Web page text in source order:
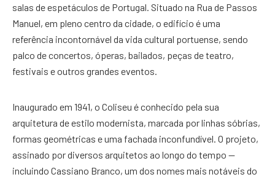
salas de espetáculos de Portugal. Situado na Rua de Passos
Manuel, em pleno centro da cidade, o edifício é uma
referência incontornável da vida cultural portuense, sendo
palco de concertos, óperas, bailados, peças de teatro,
festivais e outros grandes eventos.
Inaugurado em 1941, o Coliseu é conhecido pela sua
arquitetura de estilo modernista, marcada por linhas sóbrias,
formas geométricas e uma fachada inconfundível. O projeto,
assinado por diversos arquitetos ao longo do tempo —
incluindo Cassiano Branco, um dos nomes mais notáveis do